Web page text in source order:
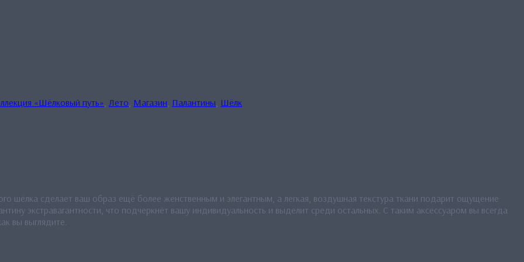
«Шёлковый путь» Лето Магазин Палантины Шёлк
шёлка сделает ваш образ ещё более женственным и элегантным, а легкая, воздушная текстура ткани подарит ощущение
экстравагантности, что подчеркнёт вашу индивидуальность и выделит среди остальных. С таким аксессуаром вы всегда
вы выглядите.